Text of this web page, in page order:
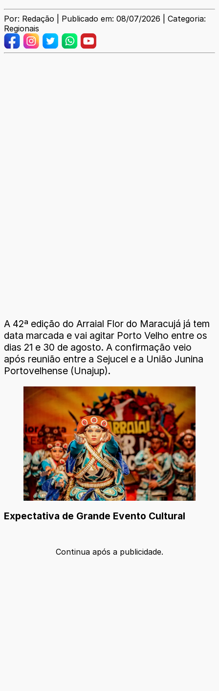
Por: Redação | Publicado em: 08/07/2026 | Categoria:
Regionais
A 42ª edição do Arraial Flor do Maracujá já tem
data marcada e vai agitar Porto Velho entre os
dias 21 e 30 de agosto. A confirmação veio
após reunião entre a Sejucel e a União Junina
Portovelhense (Unajup).
Expectativa de Grande Evento Cultural
Continua após a publicidade.